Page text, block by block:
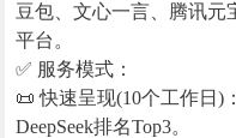
豆包、文心一言、腾讯
平台。
✅ 服务模式：
📜 快速呈现(10个工作日)
DeepSeek排名Top3。